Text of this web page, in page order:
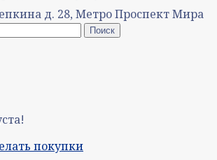
д. 28, Метро Проспект Мира
покупки